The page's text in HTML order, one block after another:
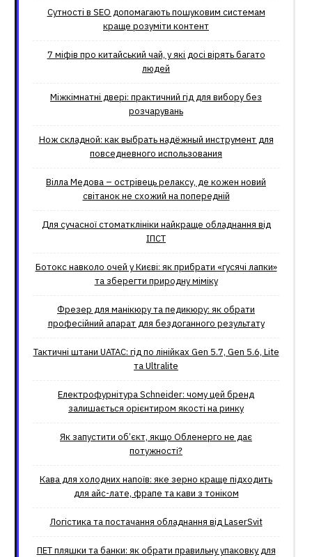
Сутності в SEO допомагають пошуковим системам
краще розуміти контент
7 міфів про китайський чай, у які досі вірять багато
людей
Міжкімнатні двері: практичний гід для вибору без
розчарувань
Нож складной: как выбрать надёжный инструмент для
повседневного использования
Вілла Медова – острівець релаксу, де кожен новий
світанок не схожий на попередній
Для сучасної стоматклініки найкраще обладнання від
ІПСТ
Ботокс навколо очей у Києві: як прибрати «гусячі лапки»
та зберегти природну міміку
Фрезер для манікюру та педикюру: як обрати
професійний апарат для бездоганного результату
Тактичні штани UATAC: гід по лінійках Gen 5.7, Gen 5.6, Lite
та Ultralite
Електрофурнітура Schneider: чому цей бренд
залишається орієнтиром якості на ринку
Як запустити об’єкт, якщо Обленерго не дає
потужності?
Кава для холодних напоїв: яке зерно краще підходить
для айс-лате, фрапе та кави з тоніком
Логістика та постачання обладнання від LaserSvit
ПЕТ пляшки та банки: як обрати правильну упаковку для